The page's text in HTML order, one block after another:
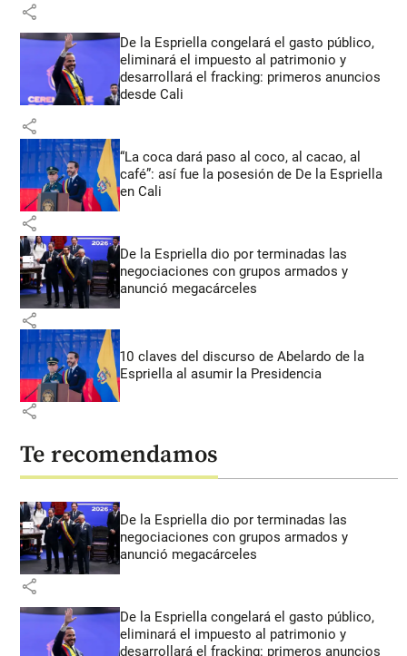
share
De la Espriella congelará el gasto público,
eliminará el impuesto al patrimonio y
desarrollará el fracking: primeros anuncios
desde Cali
share
“La coca dará paso al coco, al cacao, al
café”: así fue la posesión de De la Espriella
en Cali
share
De la Espriella dio por terminadas las
negociaciones con grupos armados y
anunció megacárceles
share
10 claves del discurso de Abelardo de la
Espriella al asumir la Presidencia
share
Te recomendamos
De la Espriella dio por terminadas las
negociaciones con grupos armados y
anunció megacárceles
share
De la Espriella congelará el gasto público,
eliminará el impuesto al patrimonio y
desarrollará el fracking: primeros anuncios